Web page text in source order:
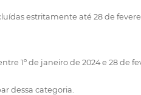
estritamente até 28 de
1º de janeiro de 2024 e 28 de
dessa categoria.